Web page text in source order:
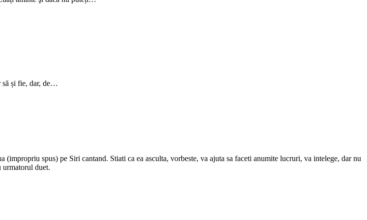
să și fie, dar, de…
spus) pe Siri cantand. Stiati ca ea asculta, vorbeste, va ajuta sa faceti anumite lucruri, va intelege, dar nu
urmatorul duet.